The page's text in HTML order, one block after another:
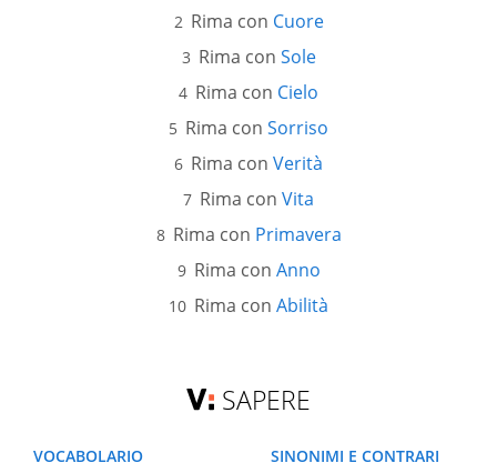
Rima con Cuore
Rima con Sole
Rima con Cielo
Rima con Sorriso
Rima con Verità
Rima con Vita
Rima con Primavera
Rima con Anno
Rima con Abilità
SAPERE
VOCABOLARIO
SINONIMI E CONTRARI